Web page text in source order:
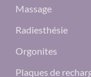
Massage
Radiesthésie
Orgonites
Plaques de